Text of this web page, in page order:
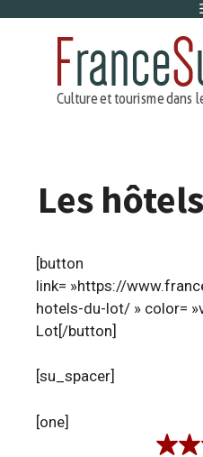
Les
[button
link= »https://
hotels-du-lot/ » color=
Lot[/button]
[su_spacer]
[one]